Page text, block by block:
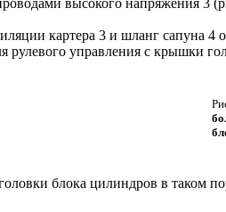
высокого напряжения 3 (
картера 3 и шланг сапуна
управления с крышки
блока цилиндров в таком